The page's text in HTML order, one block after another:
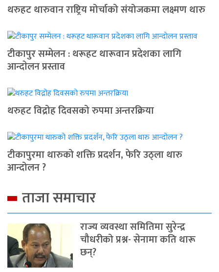
थरुहट थारुवान राष्ट्रिय मोर्चाको संयोजकमा लक्ष्मण थारु
टीकापुर सम्मेलन : थरूहट थारूवान प्रदेशका लागि
आन्दाेलन प्रस्ताव
थरुहट विद्रोह दिवसको रुपमा अन्तरक्रिया
टीकापुरमा थारुको शक्ति प्रदर्शन, फेरि उठ्ला थारु
आन्दोलन ?
ताजा समाचार
राज्य व्यवस्था समितिमा सुरेन्द्र
चौधरीको प्रश्न- सेनामा कति थारू
छन्?